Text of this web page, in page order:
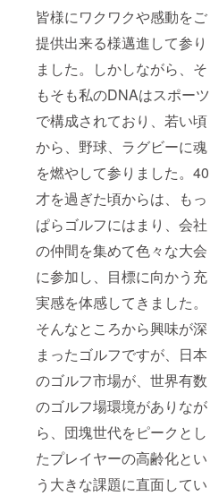
皆様にワクワクや感動をご
提供出来る様邁進して参り
ました。しかしながら、そ
もそも私のDNAはスポーツ
で構成されており、若い頃
から、野球、ラグビーに魂
を燃やして参りました。40
才を過ぎた頃からは、もっ
ぱらゴルフにはまり、会社
の仲間を集めて色々な大会
に参加し、目標に向かう充
実感を体感してきました。
そんなところから興味が深
まったゴルフですが、日本
のゴルフ市場が、世界有数
のゴルフ場環境がありなが
ら、団塊世代をピークとし
たプレイヤーの高齢化とい
う大きな課題に直面してい